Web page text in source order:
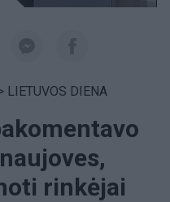
LIETUVOS DIENA
rinkėjai